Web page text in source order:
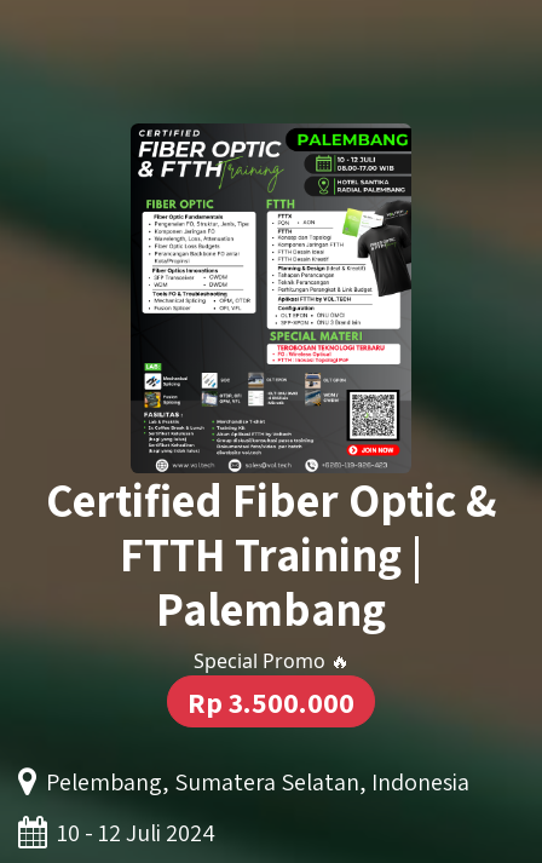
Certified Fiber Optic &
FTTH Training |
Palembang
Special Promo 🔥
Rp 3.500.000
Pelembang, Sumatera Selatan, Indonesia
10 - 12 Juli 2024